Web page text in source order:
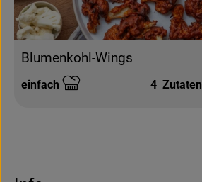
Blumenkohl-Wings
Schwierigkeit:
einfach 4 Zutaten